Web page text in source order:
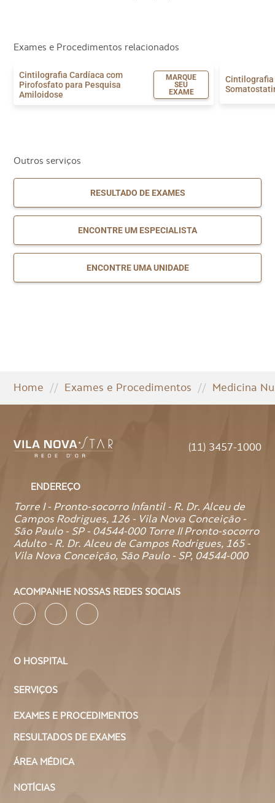
Exames e Procedimentos relacionados
Cintilografia Cardíaca com
Pirofosfato para Pesquisa
Amiloidose
MARQUE
SEU
EXAME
Cintilografia
Outros serviços
RESULTADO DE EXAMES
ENCONTRE UM ESPECIALISTA
ENCONTRE UMA UNIDADE
Home // Exames e Procedimentos // Medicina
(11) 3457-1000
ENDEREÇO
Torre I - Pronto-socorro Infantil - R. Dr. Alceu de
Campos Rodrigues, 126 - Vila Nova Conceição -
São Paulo - SP - 04544-000 Torre II Pronto-socorro
Adulto - R. Dr. Alceu de Campos Rodrigues, 165 -
Vila Nova Conceição, São Paulo - SP, 04544-000
ACOMPANHE NOSSAS REDES SOCIAIS
O HOSPITAL
SERVIÇOS
EXAMES E PROCEDIMENTOS
RESULTADOS DE EXAMES
ÁREA MÉDICA
NOTÍCIAS